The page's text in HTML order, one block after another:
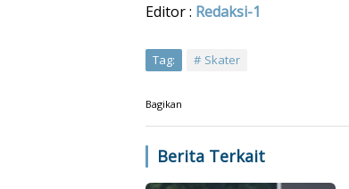
Editor : Redaksi-1
Tag: Skater
Bagikan
Berita Terkait